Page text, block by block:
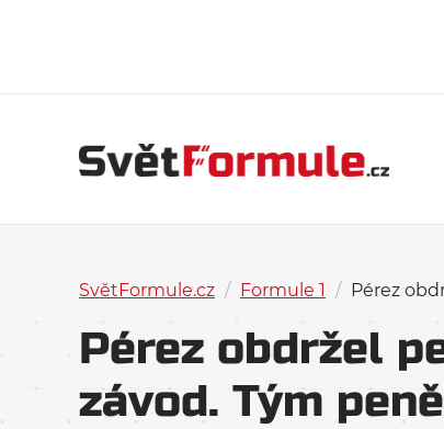
SvětFormule.cz / Formule 1 / Pérez
Pérez obdržel
závod. Tým